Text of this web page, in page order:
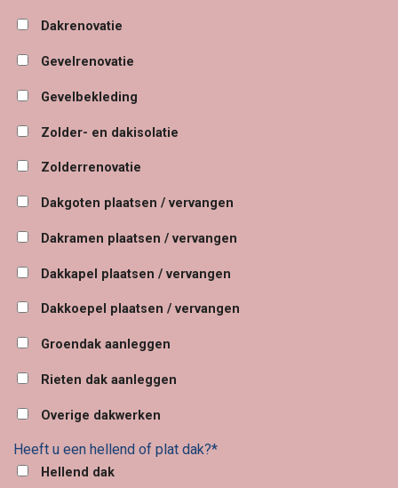
Dakrenovatie
Gevelrenovatie
Gevelbekleding
Zolder- en dakisolatie
Zolderrenovatie
Dakgoten plaatsen / vervangen
Dakramen plaatsen / vervangen
Dakkapel plaatsen / vervangen
Dakkoepel plaatsen / vervangen
Groendak aanleggen
Rieten dak aanleggen
Overige dakwerken
Heeft u een hellend of plat dak?*
Hellend dak